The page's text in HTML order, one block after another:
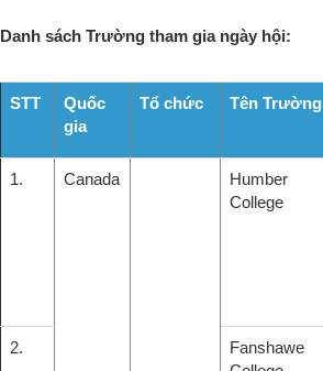
Danh sách Trường tham gia ngày hội:
STT
Quốc
gia
Tổ chức Tên Trường
1. Canada
Humber
College
2.
Fanshawe